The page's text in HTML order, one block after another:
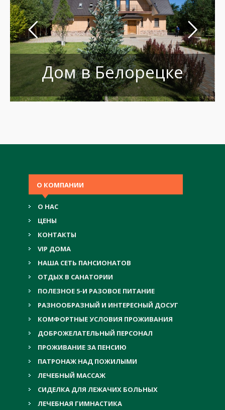
Дом в Белорецке
О КОМПАНИИ
О НАС
ЦЕНЫ
КОНТАКТЫ
VIP ДОМА
НАША СЕТЬ ПАНСИОНАТОВ
ОТДЫХ В САНАТОРИИ
ПОЛЕЗНОЕ 5-И РАЗОВОЕ ПИТАНИЕ
РАЗНООБРАЗНЫЙ И ИНТЕРЕСНЫЙ ДОСУГ
КОМФОРТНЫЕ УСЛОВИЯ ПРОЖИВАНИЯ
ДОБРОЖЕЛАТЕЛЬНЫЙ ПЕРСОНАЛ
ПРОЖИВАНИЕ ЗА ПЕНСИЮ
ПАТРОНАЖ НАД ПОЖИЛЫМИ
ЛЕЧЕБНЫЙ МАССАЖ
СИДЕЛКА ДЛЯ ЛЕЖАЧИХ БОЛЬНЫХ
ЛЕЧЕБНАЯ ГИМНАСТИКА